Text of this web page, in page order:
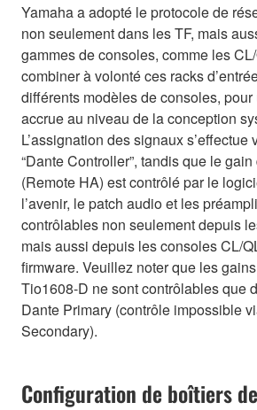
Yamaha a adopté le protocole de
non seulement dans les TF, mais
gammes de consoles, comme les
combiner à volonté ces racks
différents modèles de consoles,
accrue au niveau de la conception
L’assignation des signaux s’effectue
“Dante Controller”, tandis que le
(Remote HA) est contrôlé par le
l’avenir, le patch audio et les
contrôlables non seulement depuis
mais aussi depuis les consoles CL/
firmware. Veuillez noter que les
Tio1608-D ne sont contrôlables que
Dante Primary (contrôle impossible
Secondary).
Configuration de boîtiers